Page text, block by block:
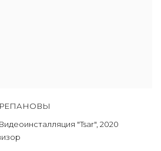
"Tsar", 2020